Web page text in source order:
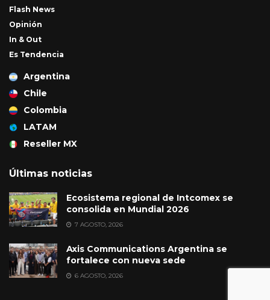
Flash News
Opinión
In & Out
Es Tendencia
Argentina
Chile
Colombia
LATAM
Reseller MX
Últimas noticias
Ecosistema regional de Intcomex se
consolida en Mundial 2026
7 AGOSTO, 2026
Axis Communications Argentina se
fortalece con nueva sede
6 AGOSTO, 2026